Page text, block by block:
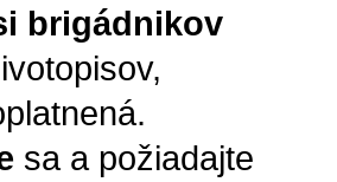
brigádnikov
sa a požiadajte